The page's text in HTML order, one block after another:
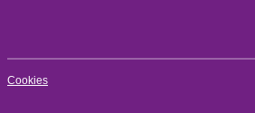
Cookies